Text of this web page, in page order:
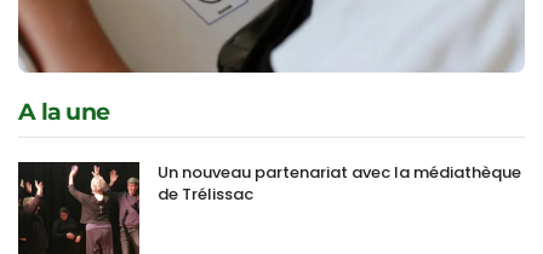
A la une
Un nouveau partenariat avec la médiathèque
de Trélissac